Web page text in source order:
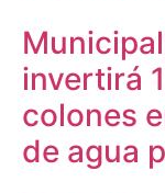
invertirá
colones
de agua